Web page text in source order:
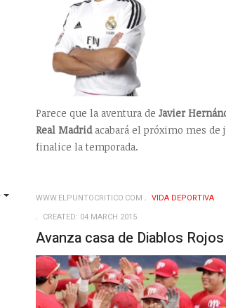
Parece que la aventura de Javier
Real Madridacabará el próximo mes de
finalice la temporada.
WWW.ELPUNTOCRITICO.COM
VIDA DEPORTIVA
CREATED: 04 MARCH 2015
Avanza casa de Diablos Rojos